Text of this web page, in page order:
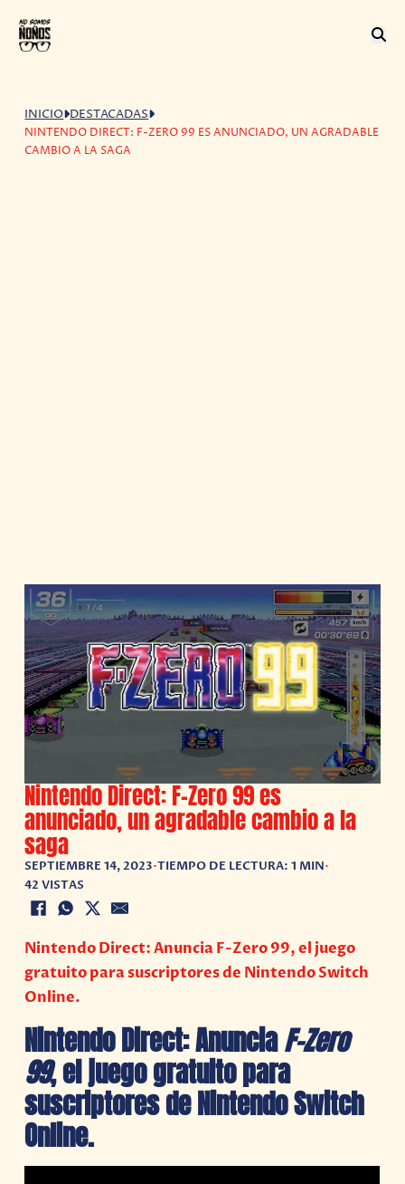
INICIO DESTACADAS
NINTENDO DIRECT: F-ZERO 99 ES ANUNCIADO, UN AGRADABLE
CAMBIO A LA SAGA
Nintendo Direct: F-Zero 99 es
anunciado, un agradable cambio a la
saga
SEPTIEMBRE 14, 2023•TIEMPO DE LECTURA: 1 MIN•
42 VISTAS
Nintendo Direct: Anuncia F-Zero 99, el juego
gratuito para suscriptores de Nintendo Switch
Online.
Nintendo Direct: AnunciaF-Zero
99, el juego gratuito para
suscriptores de Nintendo Switch
Online.